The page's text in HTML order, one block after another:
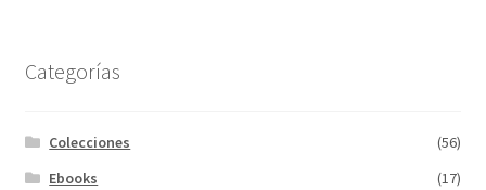
Categorías
Colecciones
(56)
Ebooks
(17)